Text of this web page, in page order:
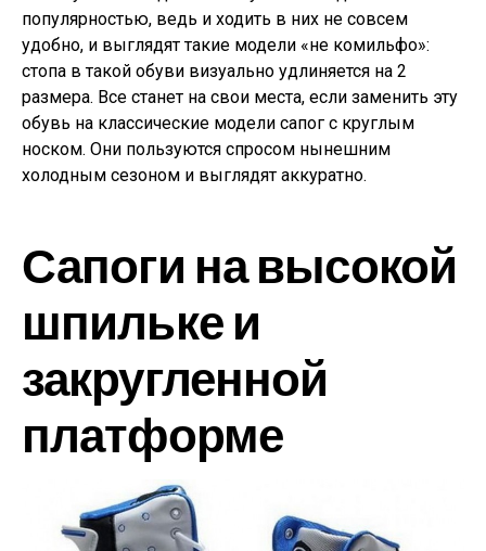
популярностью, ведь и ходить в них не совсем
удобно, и выглядят такие модели «не комильфо»:
стопа в такой обуви визуально удлиняется на 2
размера. Все станет на свои места, если заменить эту
обувь на классические модели сапог с круглым
носком. Они пользуются спросом нынешним
холодным сезоном и выглядят аккуратно.
Сапоги на высокой
шпильке и
закругленной
платформе